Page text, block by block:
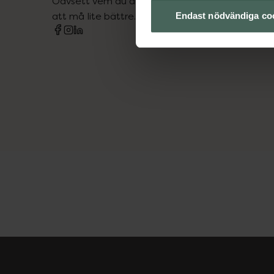
Endast nödvändiga
att må lite bättre. Välkommen att prata med